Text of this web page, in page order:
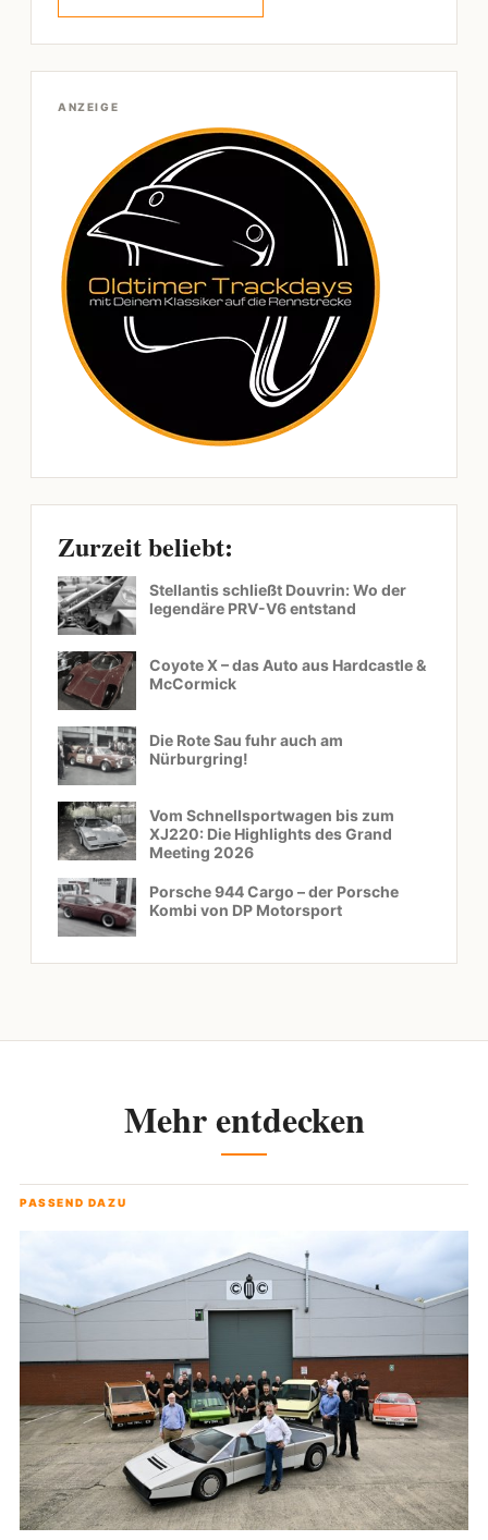
ANZEIGE
Zurzeit beliebt:
Stellantis schließt Douvrin: Wo der
legendäre PRV-V6 entstand
Coyote X – das Auto aus Hardcastle &
McCormick
Die Rote Sau fuhr auch am
Nürburgring!
Vom Schnellsportwagen bis zum
XJ220: Die Highlights des Grand
Meeting 2026
Porsche 944 Cargo – der Porsche
Kombi von DP Motorsport
Mehr entdecken
PASSEND DAZU